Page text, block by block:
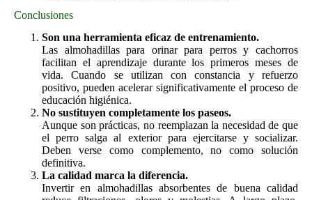
Conclusiones
Son una herramienta eficaz de entrenamiento.
Las almohadillas para orinar para perros y cachorros
facilitan el aprendizaje durante los primeros meses de
vida. Cuando se utilizan con constancia y refuerzo
positivo, pueden acelerar significativamente el proceso de
educación higiénica.
No sustituyen completamente los paseos.
Aunque son prácticas, no reemplazan la necesidad de que
el perro salga al exterior para ejercitarse y socializar.
Deben verse como complemento, no como solución
definitiva.
La calidad marca la diferencia.
Invertir en almohadillas absorbentes de buena calidad